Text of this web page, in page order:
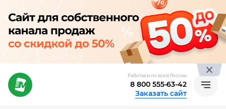
Работаем по всей России
8 800 555-63-42
Заказать сайт